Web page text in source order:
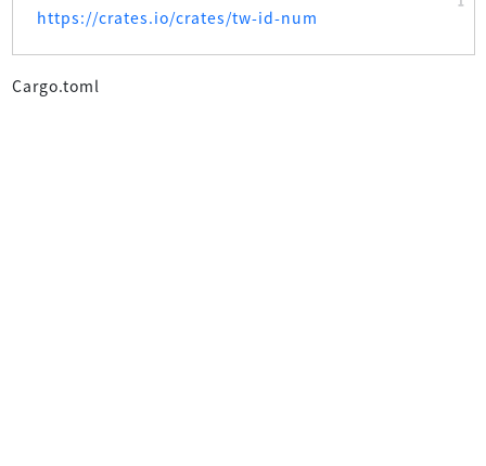
https://crates.io/crates/tw-id-num
Cargo.toml